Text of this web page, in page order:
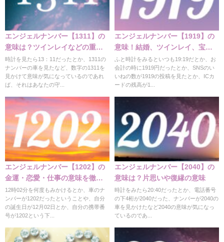
エンジェルナンバー【1311】の
意味は？ツインレイなどの重要
な意味
時計を見たら13：11だったとか、1311の
ナンバーの車を見たなど、数字の1311を
見かけて意味が気になっているのであれ
ば、それはあなたの守...
エンジェルナンバー【1919】の
意味！結婚、ツインレイ、宝く
じ、仕事など
ふと時計をみるといつも19:19だとか、お
会計の時に1919円だったとか、SNSのい
いねの数が1919の投稿を見たとか、ICカ
ードの残高が1...
エンジェルナンバー【1202】の
金運・恋愛・仕事の意味を徹底
解説
12時02分を何度もみかけるとか、車のナ
ンバーが1202だったということや、自分
の誕生日が12月02日とか、自分の携帯番
号が1202という下...
エンジェルナンバー【2040】の
意味は？片思いや復縁の意味
時計をみたら20:40だったとか、電話番号
の下4桁が2040だった、ナンバーが2040の
車を見かけたなど2040の意味が気になっ
ているのであ...